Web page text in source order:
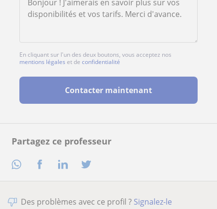
Partagez ce professeur
En cliquant sur l'un des deux boutons, vous acceptez nos
mentions légales et de confidentialité
Contacter maintenant
Des problèmes avec ce profil ? Signalez-le